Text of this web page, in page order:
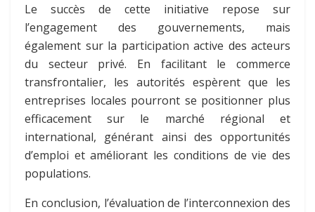
Le succès de cette initiative repose sur
l’engagement des gouvernements, mais
également sur la participation active des acteurs
du secteur privé. En facilitant le commerce
transfrontalier, les autorités espèrent que les
entreprises locales pourront se positionner plus
efficacement sur le marché régional et
international, générant ainsi des opportunités
d’emploi et améliorant les conditions de vie des
populations.
En conclusion, l’évaluation de l’interconnexion des